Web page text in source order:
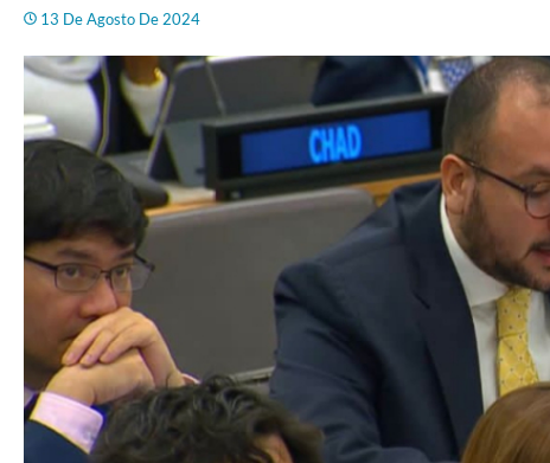
13 De Agosto De 2024